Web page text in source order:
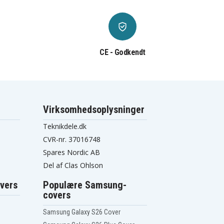
CE - Godkendt
Virksomhedsoplysninger
Teknikdele.dk
CVR-nr. 37016748
Spares Nordic AB
Del af Clas Ohlson
Populære Samsung-
covers
Samsung Galaxy S26 Cover